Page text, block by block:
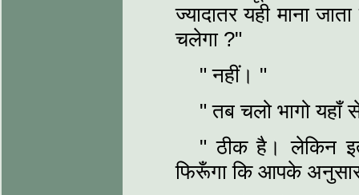
ज्यादातर यही माना
चलेगा ?"
" नहीं। "
" तब चलो भागो यहाँ
" ठीक है। लेकिन
फिरूँगा कि आपके अनुसार